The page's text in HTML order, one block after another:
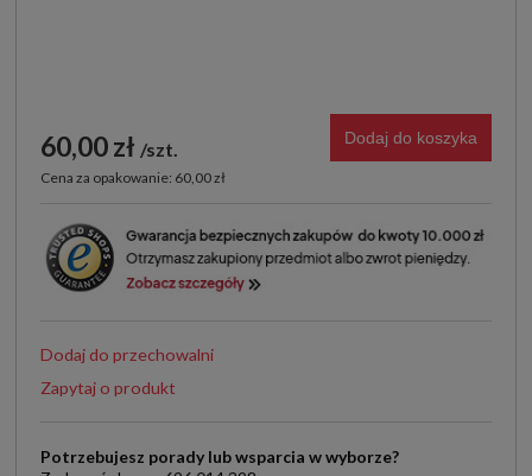
60,00 zł szt.
Cena za opakowanie: 60,00 zł
Dodaj do koszyka
Dodaj do przechowalni
Zapytaj o produkt
Potrzebujesz porady lub wsparcia w wyborze?